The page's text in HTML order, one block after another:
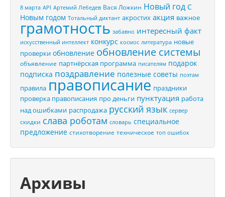
8 марта API Артемий Лебедев Вася Ложкин Новый год С
Новым годом Тотальный диктант акростих акция важное
грамотность забавно интересный факт
искусственный интеллект конкурс космос литература новые
проверки обновление обновление системы
объявление партнёрская программа писателям подарок
подписка поздравление полезные советы поэтам
правила правописание праздники
проверка правописания про деньги пунктуация работа
над ошибками распродажа русский язык сервер
скидки слава роботам словарь специальное
предложение стихотворение техническое топ ошибок
Архивы